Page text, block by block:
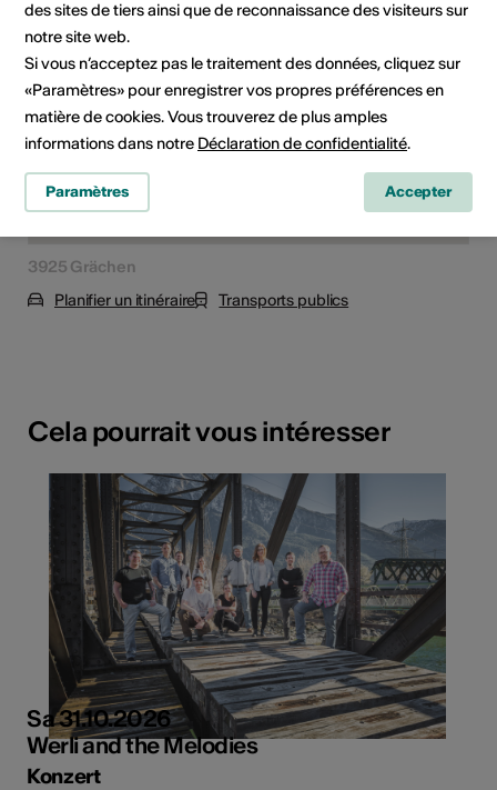
3925 Grächen
Planifier un itinéraire
Transports publics
Cela pourrait vous intéresser
Sa 31.10.2026
Werli and the Melodies
Konzert
des sites de tiers ainsi que de reconnaissance des visiteurs sur
notre site web.
Si vous n’acceptez pas le traitement des données, cliquez sur
«Paramètres» pour enregistrer vos propres préférences en
matière de cookies. Vous trouverez de plus amples
informations dans notre Déclaration de confidentialité.
Paramètres Accepter